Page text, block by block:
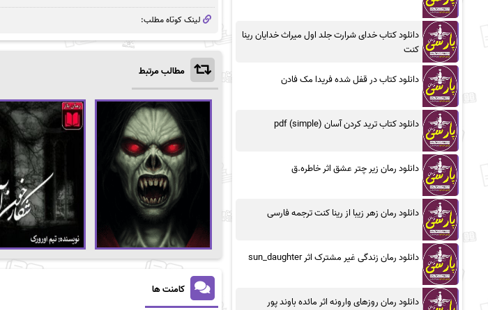
لینک کوتاه مطلب:
مطالب مرتبط
کامنت ها
دانلود کتاب خدای شرارت جلد اول میراث خدایان رینا
کنت
دانلود کتاب در قفل شده فریدا مک فادن
دانلود کتاب ترید کردن آسان (simple) pdf
دانلود رمان زیر چتر عشق اثر خاطره.ق
دانلود رمان زهر زیبا از رینا کنت ترجمه فارسی
دانلود رمان زندگی غیر مشترک اثر sun_daughter
دانلود رمان روزهای وارونه اثر مائده باوند پور